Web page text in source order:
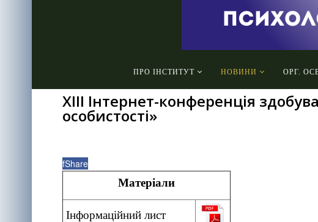
ПРО ІНСТИТУТ НОВИНИ ОРГ.
ХІІІ Інтернет-конференція
особистості»
fShare
Матеріали
Інформаційний лист